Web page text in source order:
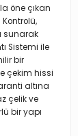
öne çıkan
sunarak
Sistemi ile
bir
çekim hissi
altına
çelik ve
bir yapı